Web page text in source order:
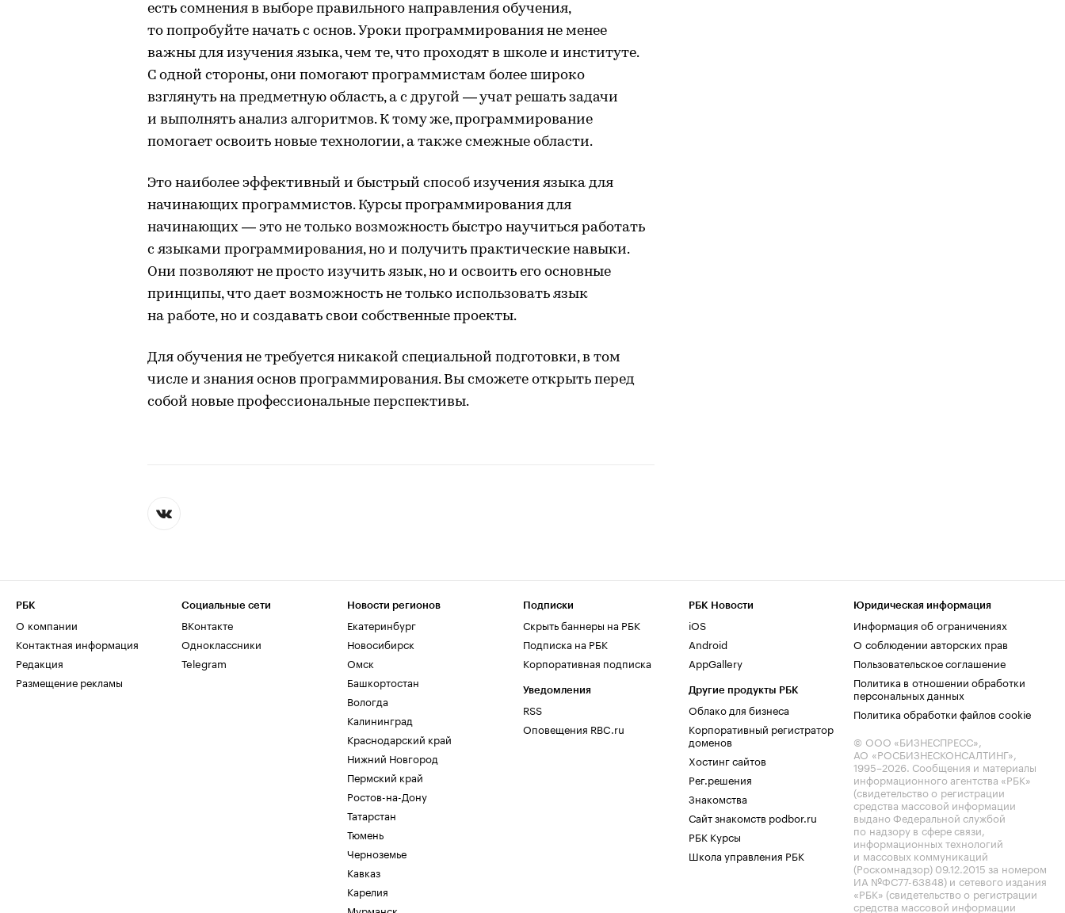
есть сомнения в выборе правильного направления обучения,
то попробуйте начать с основ. Уроки программирования не менее
важны для изучения языка, чем те, что проходят в школе и институте.
С одной стороны, они помогают программистам более широко
взглянуть на предметную область, а с другой — учат решать задачи
и выполнять анализ алгоритмов. К тому же, программирование
помогает освоить новые технологии, а также смежные области.
Это наиболее эффективный и быстрый способ изучения языка для
начинающих программистов. Курсы программирования для
начинающих — это не только возможность быстро научиться работать
с языками программирования, но и получить практические навыки.
Они позволяют не просто изучить язык, но и освоить его основные
принципы, что дает возможность не только использовать язык
на работе, но и создавать свои собственные проекты.
Для обучения не требуется никакой специальной подготовки, в том
числе и знания основ программирования. Вы сможете открыть перед
собой новые профессиональные перспективы.
РБК
О компании
Контактная информация
Редакция
Размещение рекламы
Социальные сети
ВКонтакте
Одноклассники
Telegram
Новости регионов
Екатеринбург
Новосибирск
Омск
Башкортостан
Вологда
Калининград
Краснодарский край
Нижний Новгород
Пермский край
Ростов-на-Дону
Татарстан
Тюмень
Черноземье
Кавказ
Карелия
Мурманск
Подписки
Скрыть баннеры на РБК
Подписка на РБК
Корпоративная подписка
Уведомления
RSS
Оповещения RBC.ru
РБК Новости
iOS
Android
AppGallery
Другие продукты РБК
Облако для бизнеса
Корпоративный регистратор
доменов
Хостинг сайтов
Рег.решения
Знакомства
Сайт знакомств podbor.ru
РБК Курсы
Школа управления РБК
Юридическая информация
Информация об ограничениях
О соблюдении авторских прав
Пользовательское соглашение
Политика в отношении обработки
персональных данных
Политика обработки файлов cookie
© ООО «БИЗНЕСПРЕСС»,
АО «РОСБИЗНЕСКОНСАЛТИНГ»,
1995–2026. Сообщения и материалы
информационного агентства «РБК»
(свидетельство о регистрации
средства массовой информации
выдано Федеральной службой
по надзору в сфере связи,
информационных технологий
и массовых коммуникаций
(Роскомнадзор) 09.12.2015 за номером
ИА №ФС77-63848) и сетевого издания
«РБК» (свидетельство о регистрации
средства массовой информации